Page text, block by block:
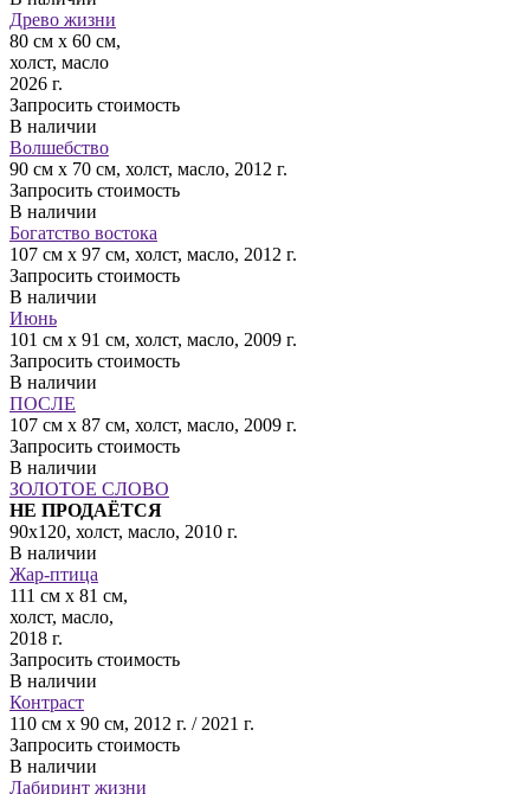
Древо жизни
80 см х 60 см,
холст, масло
2026 г.
Запросить стоимость
В наличии
Волшебство
90 см х 70 см, холст, масло, 2012 г.
Запросить стоимость
В наличии
Богатство востока
107 см х 97 см, холст, масло, 2012 г.
Запросить стоимость
В наличии
Июнь
101 см x 91 см, холст, масло, 2009 г.
Запросить стоимость
В наличии
ПОСЛЕ
107 см х 87 см, холст, масло, 2009 г.
Запросить стоимость
В наличии
ЗОЛОТОЕ СЛОВО
НЕ ПРОДАЁТСЯ
90х120, холст, масло, 2010 г.
В наличии
Жар-птица
111 см х 81 см,
холст, масло,
2018 г.
Запросить стоимость
В наличии
Контраст
110 см х 90 см, 2012 г. / 2021 г.
Запросить стоимость
В наличии
Лабиринт жизни